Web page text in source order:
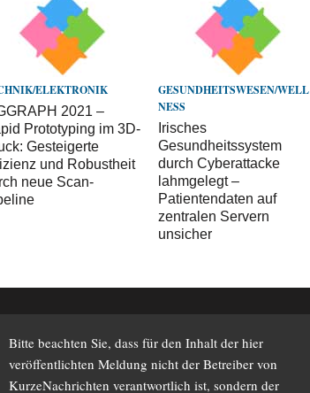
ELEKTRONIK
2021 –
Prototyping im 3D-
Gesteigerte
und Robustheit
neue Scan-
GESUNDHEITSWESEN/WELL
NESS
Irisches
Gesundheitssystem
durch Cyberattacke
lahmgelegt –
Patientendaten auf
zentralen Servern
unsicher
Bitte beachten Sie, dass für den Inhalt der hier
veröffentlichten Meldung nicht der Betreiber von
KurzeNachrichten verantwortlich ist, sondern der